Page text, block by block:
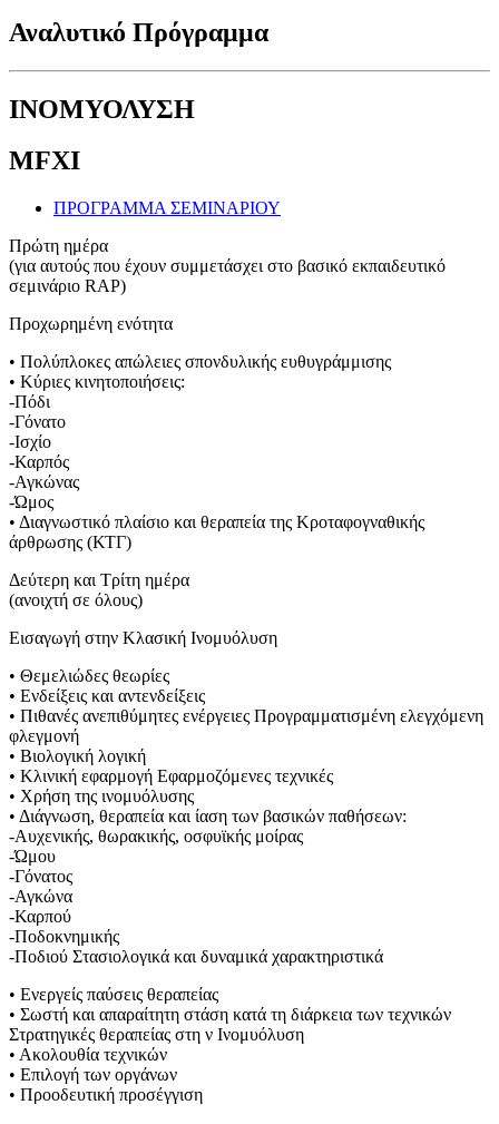
Αναλυτικό Πρόγραμμα
ΙΝΟΜΥΟΛΥΣΗ
MFXI
ΠΡΟΓΡΑΜΜΑ ΣΕΜΙΝΑΡΙΟΥ
Πρώτη ημέρα
(για αυτούς που έχουν συμμετάσχει στο βασικό εκπαιδευτικό
σεμινάριο RAP)
Προχωρημένη ενότητα
• Πολύπλοκες απώλειες σπονδυλικής ευθυγράμμισης
• Κύριες κινητοποιήσεις:
-Πόδι
-Γόνατο
-Ισχίο
-Καρπός
-Αγκώνας
-Ώμος
• Διαγνωστικό πλαίσιο και θεραπεία της Κροταφογναθικής
άρθρωσης (ΚΤΓ)
Δεύτερη και Τρίτη ημέρα
(ανοιχτή σε όλους)
Εισαγωγή στην Κλασική Ινομυόλυση
• Θεμελιώδες θεωρίες
• Ενδείξεις και αντενδείξεις
• Πιθανές ανεπιθύμητες ενέργειες Προγραμματισμένη ελεγχόμενη
φλεγμονή
• Βιολογική λογική
• Κλινική εφαρμογή Εφαρμοζόμενες τεχνικές
• Χρήση της ινομυόλυσης
• Διάγνωση, θεραπεία και ίαση των βασικών παθήσεων:
-Αυχενικής, θωρακικής, οσφυϊκής μοίρας
-Ώμου
-Γόνατος
-Αγκώνα
-Καρπού
-Ποδοκνημικής
-Ποδιού Στασιολογικά και δυναμικά χαρακτηριστικά
• Ενεργείς παύσεις θεραπείας
• Σωστή και απαραίτητη στάση κατά τη διάρκεια των τεχνικών
Στρατηγικές θεραπείας στη ν Ινομυόλυση
• Ακολουθία τεχνικών
• Επιλογή των οργάνων
• Προοδευτική προσέγγιση